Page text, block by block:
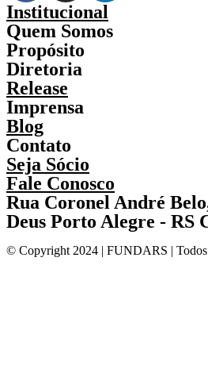
Institucional
Quem Somos
Propósito
Diretoria
Release
Imprensa
Blog
Contato
Seja Sócio
Fale Conosco
Rua Coronel André
Deus Porto Alegre - RS
© Copyright 2024 | FUNDARS | Todos